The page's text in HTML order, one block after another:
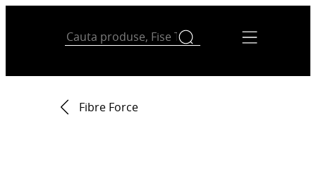
Fibre Force